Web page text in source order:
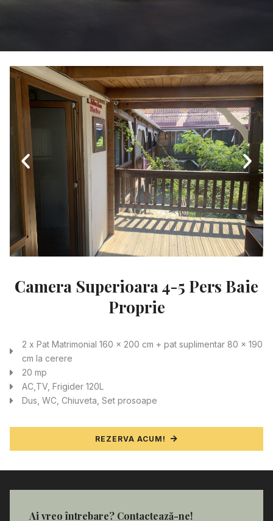
Camera Superioara 4-5 Pers Baie
Proprie
2 x Pat Matrimonial 160 x 200 cm + pat suplimentar 80 x 190
cm la cerere
20 mp
AC,TV, Frigider 120L
Dus, WC, Chiuveta, Set prosoape
REZERVA ACUM!
Ai vreo întrebare? Contactează-ne!